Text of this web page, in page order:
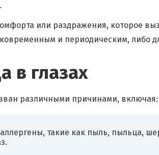
или раздражения, которое
и периодическим, либо
в глазах
различными причинами, включая:
такие как пыль, пыльца,